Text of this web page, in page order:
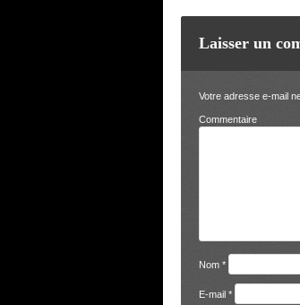
Laisser un
Votre adresse e-mail
Nom *
E-mail *